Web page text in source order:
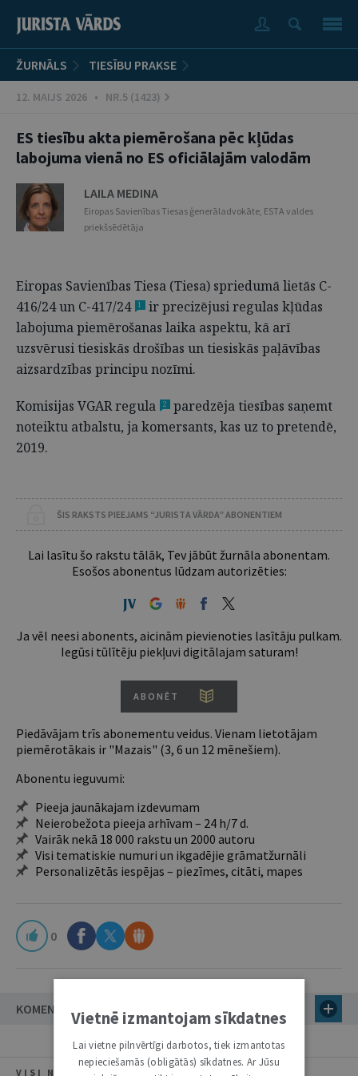
ŽURNĀLS TIESĪBU PRAKSE
12. MAIJS 2026 • NR.5 (1423)
ES tiesību akta piemērošana pēc kļūdas
labojuma vienā no ES oficiālajām valodām
LAILA MEDINA
Eiropas Savienības Tiesas ģenerāladvokāte, ESTA valdes
priekšsēdētāja
Eiropas Savienības Tiesa (Tiesa) spriedumā lietās C-
416/24 un C-417/24
1
ir precizējusi regulas kļūdas
labojuma piemērošanas laika aspektu, kā arī
uzsvērusi tiesiskās drošības un tiesiskās paļāvības
aizsardzības principu nozīmi.
Komisijas VGAR regula 2
paredzēja tiesības saņemt
noteiktu atbalstu, ja komersants, kas uz to pretendē,
2019.
ŠIS RAKSTS PIEEJAMS “JURISTA VĀRDA” ABONENTIEM
Lai lasītu šo rakstu tālāk, Tev jābūt žurnāla abonentam.
Esošos abonentus lūdzam autorizēties:
Ja vēl neesi abonents, aicinām pievienoties lasītāju pulkam.
Iegūsi tūlītēju piekļuvi digitālajam saturam!
ABONĒT
Piedāvājam trīs abonementu veidus. Vienam lietotājam
piemērotākais ir "Mazais" (3, 6 un 12 mēnešiem).
Abonentu ieguvumi:
Pieeja jaunākajam izdevumam
Neierobežota pieeja arhīvam – 24 h/7 d.
Vairāk nekā 18 000 rakstu un 2000 autoru
Visi tematiskie numuri un ikgadējie grāmatžurnāli
Personalizētās iespējas – piezīmes, citāti, mapes
0
KOMENTĀRI
VISI NUMURA RAKSTI
Vietnē izmantojam sīkdatnes
Lai vietne pilnvērtīgi darbotos, tiek izmantotas
nepieciešamās (obligātās) sīkdatnes. Ar Jūsu